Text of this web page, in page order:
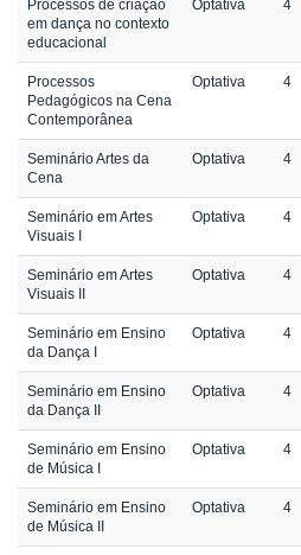
Processos de criação
em dança no contexto
educacional
Optativa 4
Processos
Pedagógicos na Cena
Contemporânea
Optativa 4
Seminário Artes da
Cena
Optativa 4
Seminário em Artes
Visuais I
Optativa 4
Seminário em Artes
Visuais II
Optativa 4
Seminário em Ensino
da Dança I
Optativa 4
Seminário em Ensino
da Dança II
Optativa 4
Seminário em Ensino
de Música I
Optativa 4
Seminário em Ensino
de Música II
Optativa 4